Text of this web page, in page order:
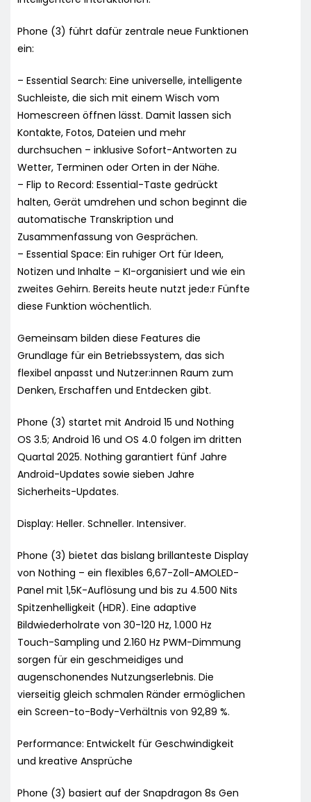
Phone (3) führt dafür zentrale neue Funktionen
ein:
– Essential Search: Eine universelle, intelligente
Suchleiste, die sich mit einem Wisch vom
Homescreen öffnen lässt. Damit lassen sich
Kontakte, Fotos, Dateien und mehr
durchsuchen – inklusive Sofort-Antworten zu
Wetter, Terminen oder Orten in der Nähe.
– Flip to Record: Essential-Taste gedrückt
halten, Gerät umdrehen und schon beginnt die
automatische Transkription und
Zusammenfassung von Gesprächen.
– Essential Space: Ein ruhiger Ort für Ideen,
Notizen und Inhalte – KI-organisiert und wie ein
zweites Gehirn. Bereits heute nutzt jede:r Fünfte
diese Funktion wöchentlich.
Gemeinsam bilden diese Features die
Grundlage für ein Betriebssystem, das sich
flexibel anpasst und Nutzer:innen Raum zum
Denken, Erschaffen und Entdecken gibt.
Phone (3) startet mit Android 15 und Nothing
OS 3.5; Android 16 und OS 4.0 folgen im dritten
Quartal 2025. Nothing garantiert fünf Jahre
Android-Updates sowie sieben Jahre
Sicherheits-Updates.
Display: Heller. Schneller. Intensiver.
Phone (3) bietet das bislang brillanteste Display
von Nothing – ein flexibles 6,67-Zoll-AMOLED-
Panel mit 1,5K-Auflösung und bis zu 4.500 Nits
Spitzenhelligkeit (HDR). Eine adaptive
Bildwiederholrate von 30-120 Hz, 1.000 Hz
Touch-Sampling und 2.160 Hz PWM-Dimmung
sorgen für ein geschmeidiges und
augenschonendes Nutzungserlebnis. Die
vierseitig gleich schmalen Ränder ermöglichen
ein Screen-to-Body-Verhältnis von 92,89 %.
Performance: Entwickelt für Geschwindigkeit
und kreative Ansprüche
Phone (3) basiert auf der Snapdragon 8s Gen